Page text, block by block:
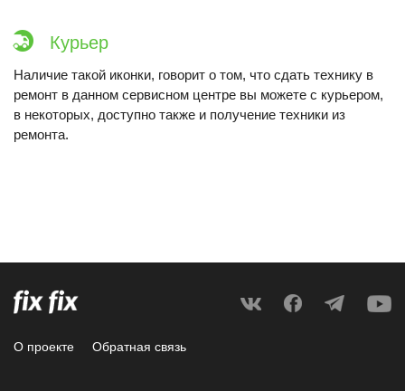
Курьер
Наличие такой иконки, говорит о том, что сдать технику в
ремонт в данном сервисном центре вы можете с курьером,
в некоторых, доступно также и получение техники из
ремонта.
О проекте Обратная связь